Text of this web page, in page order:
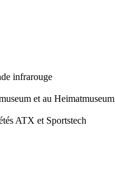
infrarouge
et au Heimatmuseum
ATX et Sportstech